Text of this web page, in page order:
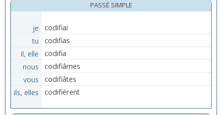
PASSÉ SIMPLE
je
codifiai
tu
codifias
il, elle
codifia
nous
codifiâmes
vous
codifiâtes
ils, elles
codifièrent